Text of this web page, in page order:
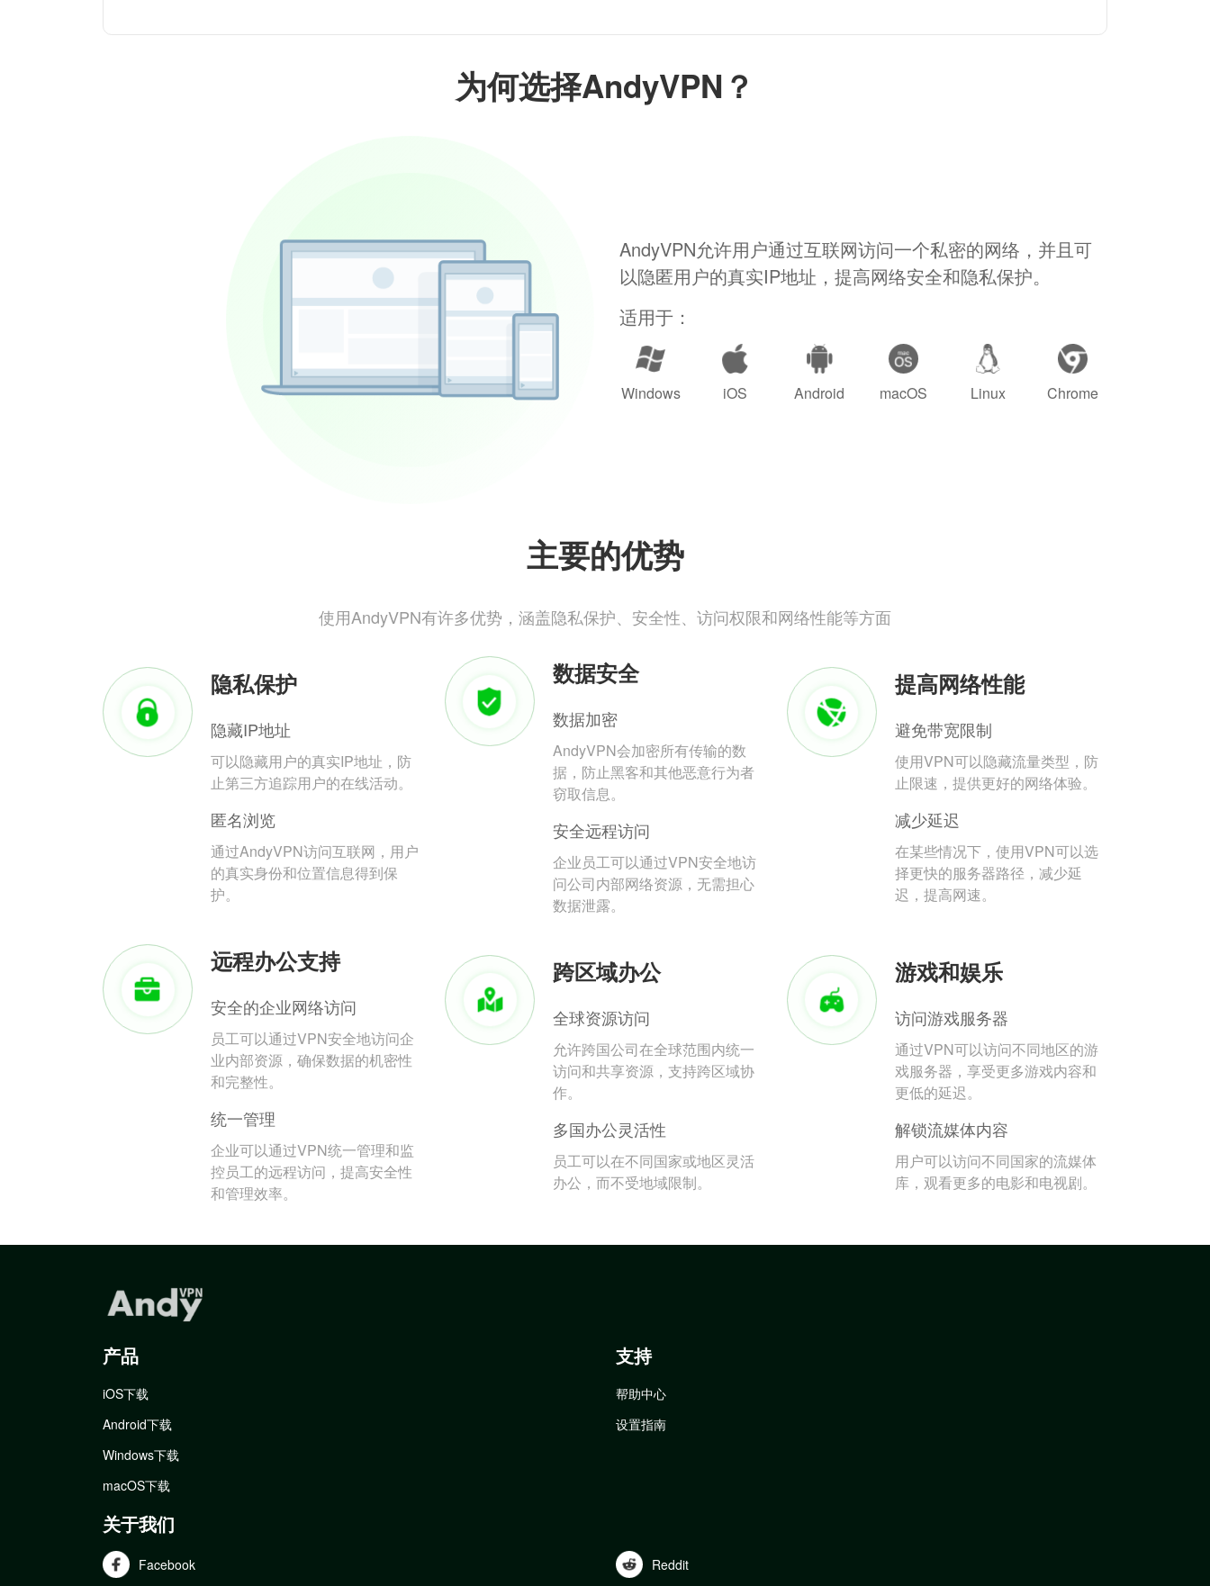
为何选择AndyVPN？
AndyVPN允许用户通过互联网访问一个私密的网络，并且可
以隐匿用户的真实IP地址，提高网络安全和隐私保护。
适用于：
Windows iOS Android macOS Linux Chrome
主要的优势
使用AndyVPN有许多优势，涵盖隐私保护、安全性、访问权限和网络性能等方面
隐私保护
隐藏IP地址
可以隐藏用户的真实IP地址，防
止第三方追踪用户的在线活动。
匿名浏览
通过AndyVPN访问互联网，用户
的真实身份和位置信息得到保
护。
数据安全
数据加密
AndyVPN会加密所有传输的数
据，防止黑客和其他恶意行为者
窃取信息。
安全远程访问
企业员工可以通过VPN安全地访
问公司内部网络资源，无需担心
数据泄露。
提高网络性能
避免带宽限制
使用VPN可以隐藏流量类型，防
止限速，提供更好的网络体验。
减少延迟
在某些情况下，使用VPN可以选
择更快的服务器路径，减少延
迟，提高网速。
远程办公支持
安全的企业网络访问
员工可以通过VPN安全地访问企
业内部资源，确保数据的机密性
和完整性。
统一管理
企业可以通过VPN统一管理和监
控员工的远程访问，提高安全性
和管理效率。
跨区域办公
全球资源访问
允许跨国公司在全球范围内统一
访问和共享资源，支持跨区域协
作。
多国办公灵活性
员工可以在不同国家或地区灵活
办公，而不受地域限制。
游戏和娱乐
访问游戏服务器
通过VPN可以访问不同地区的游
戏服务器，享受更多游戏内容和
更低的延迟。
解锁流媒体内容
用户可以访问不同国家的流媒体
库，观看更多的电影和电视剧。
产品
iOS下载
Android下载
Windows下载
macOS下载
支持
帮助中心
设置指南
关于我们
Facebook Reddit